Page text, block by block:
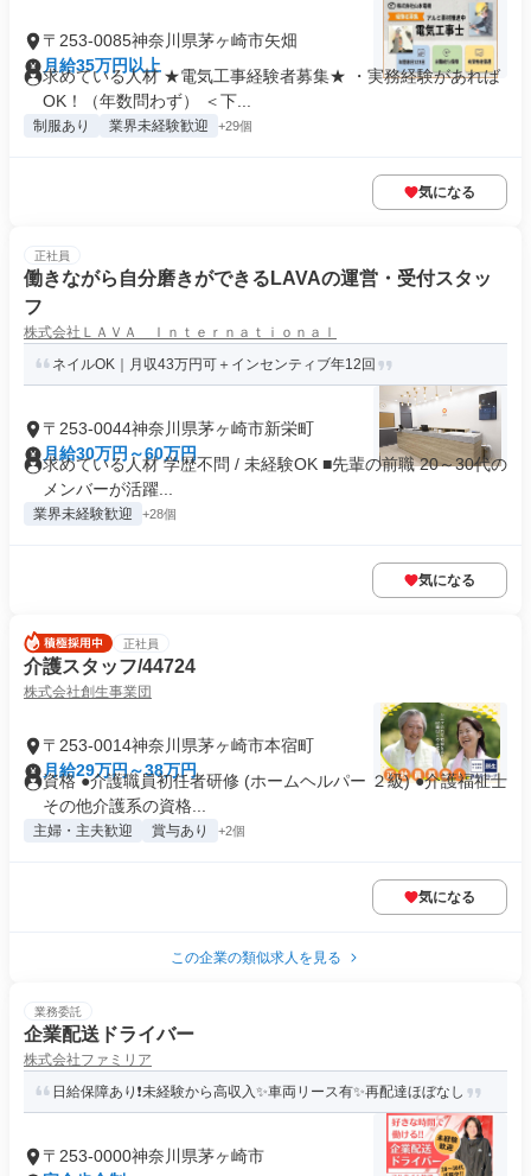
〒253-0085神奈川県茅ヶ崎市矢畑
月給35万円以上
求めている人材 ★電気工事経験者募集★ ・実務経験があれば
OK！（年数問わず） ＜下...
制服あり 業界未経験歓迎 +29個
気になる
正社員
働きながら自分磨きができるLAVAの運営・受付スタッ
フ
株式会社ＬＡＶＡ Ｉｎｔｅｒｎａｔｉｏｎａｌ
ネイルOK｜月収43万円可＋インセンティブ年12回
〒253-0044神奈川県茅ヶ崎市新栄町
月給30万円～60万円
求めている人材 学歴不問 / 未経験OK ■先輩の前職 20～30代の
メンバーが活躍...
業界未経験歓迎 +28個
気になる
正社員
介護スタッフ/44724
株式会社創生事業団
〒253-0014神奈川県茅ヶ崎市本宿町
月給29万円～38万円
資格 ●介護職員初任者研修 (ホームヘルパー ２級) ●介護福祉士
その他介護系の資格...
主婦・主夫歓迎 賞与あり +2個
気になる
この企業の類似求人を見る
業務委託
企業配送ドライバー
株式会社ファミリア
日給保障あり❗未経験から高収入✨車両リース有✨再配達ほぼなし
〒253-0000神奈川県茅ヶ崎市